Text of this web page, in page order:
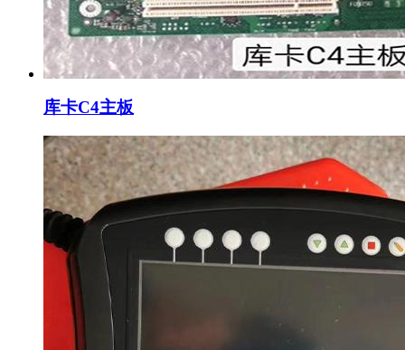
库卡C4主板